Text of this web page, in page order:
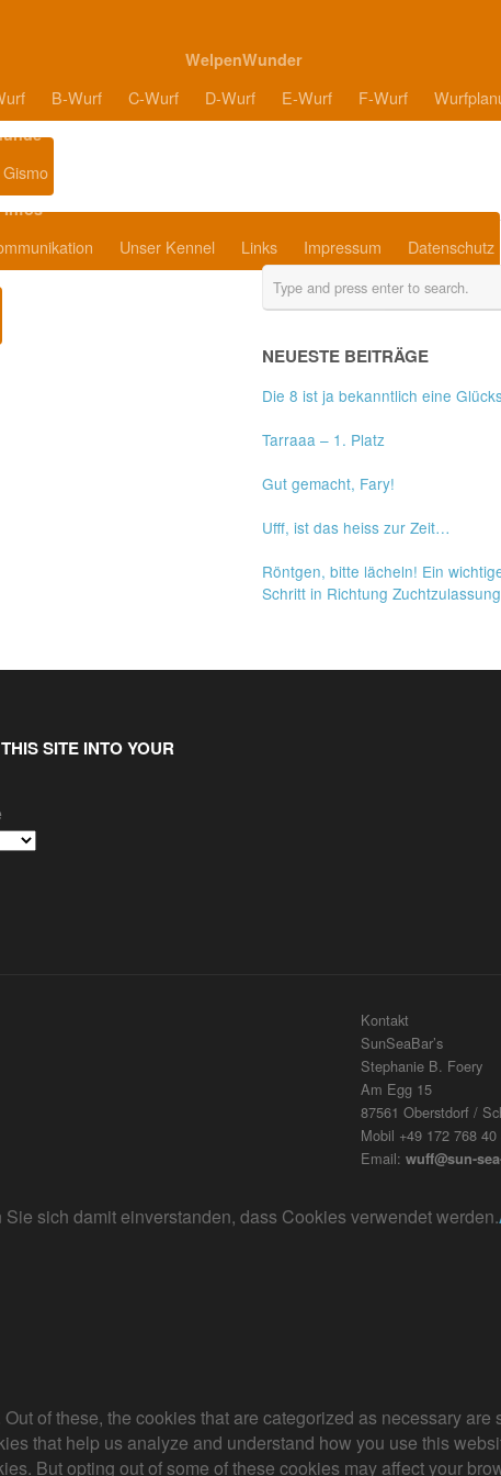
WelpenWunder
B-Wurf C-Wurf D-Wurf E-Wurf F-Wurf
Gismo
Infos
Unser Kennel Links Impressum Datenschutz
NEUESTE BEITRÄGE
Die 8 ist ja bekanntlich eine
Tarraaa – 1. Platz
Gut gemacht, Fary!
Ufff, ist das heiss zur Zeit…
Röntgen, bitte lächeln! Ein
Schritt in Richtung Zuchtzulassung
SITE INTO YOUR
Kontakt
SunSeaBar’s
Stephanie B. Foery
Am Egg 15
87561 Oberstdorf /
Mobil +49 172 768 40
Email: wuff@sun-
sich damit einverstanden, dass Cookies verwendet werden.
of these, the cookies that are categorized as necessary are
that help us analyze and understand how you use this
But opting out of some of these cookies may affect your